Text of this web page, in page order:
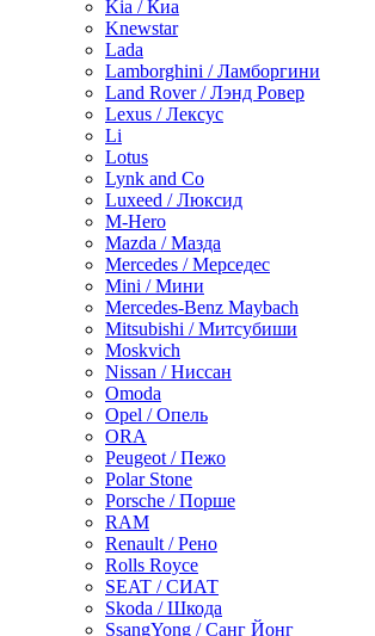
Kia / Киа
Knewstar
Lada
Lamborghini / Ламборгини
Land Rover / Лэнд Ровер
Lexus / Лексус
Li
Lotus
Lynk and Co
Luxeed / Люксид
M-Hero
Mazda / Мазда
Mercedes / Мерседес
Mini / Мини
Mercedes-Benz Maybach
Mitsubishi / Митсубиши
Moskvich
Nissan / Ниссан
Omoda
Opel / Опель
ORA
Peugeot / Пежо
Polar Stone
Porsche / Порше
RAM
Renault / Рено
Rolls Royce
SEAT / СИАТ
Skoda / Шкода
SsangYong / Санг Йонг